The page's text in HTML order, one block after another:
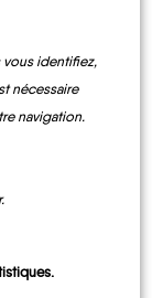
vous identifiez,
nécessaire
navigation.